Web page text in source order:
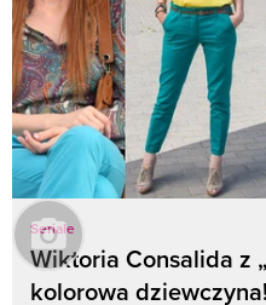
Seriale
Wiktoria Consalida z
kolorowa